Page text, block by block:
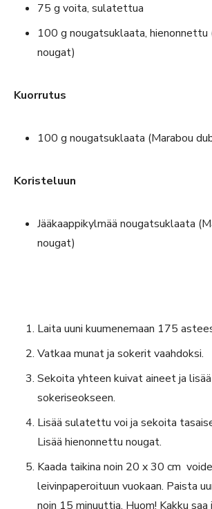
75 g voita, sulatettua
100 g nougatsuklaata, hienonnettu
nougat)
Kuorrutus
100 g nougatsuklaata (Marabou
Koristeluun
Jääkaappikylmää nougatsuklaata
nougat)
Laita uuni kuumenemaan 175
Vatkaa munat ja sokerit vaahdoksi.
Sekoita yhteen kuivat aineet ja
sokeriseokseen.
Lisää sulatettu voi ja sekoita
Lisää hienonnettu nougat.
Kaada taikina noin 20 x 30 cm
leivinpaperoituun vuokaan. Paista
noin 15 minuuttia. Huom! Kakku saa